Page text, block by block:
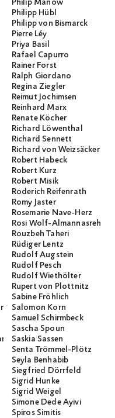
Philip Manow
Philipp Hübl
Philipp von Bismarck
Pierre Léy
Priya Basil
Rafael Capurro
Rainer Forst
Ralph Giordano
Regina Ziegler
Reimut Jochimsen
Reinhard Marx
Renate Köcher
Richard Löwenthal
Richard Sennett
Richard von Weizsäcker
Robert Habeck
Robert Kurz
Robert Misik
Roderich Reifenrath
Romy Jaster
Rosemarie Nave-Herz
Rosi Wolf-Almannasreh
Rouzbeh Taheri
Rüdiger Lentz
Rudolf Augstein
Rudolf Pesch
Rudolf Wiethölter
Rupert von Plottnitz
Sabine Fröhlich
Salomon Korn
Samuel Schirmbeck
Sascha Spoun
Saskia Sassen
Senta Trömmel-Plötz
Seyla Benhabib
Siegfried Dörrfeld
Sigrid Hunke
Sigrid Weigel
Simone Dede Ayivi
Spiros Simitis